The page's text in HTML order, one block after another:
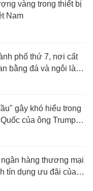
vàng trong thiết bị
Nam
phố thứ 7, nơi cất
bằng đá và ngôi làng
gây khó hiểu trong
của ông Trump:
gì
hàng thương mại
tín dụng ưu đãi của